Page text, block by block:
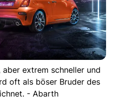
extrem schneller und
oft als böser Bruder des
- Abarth